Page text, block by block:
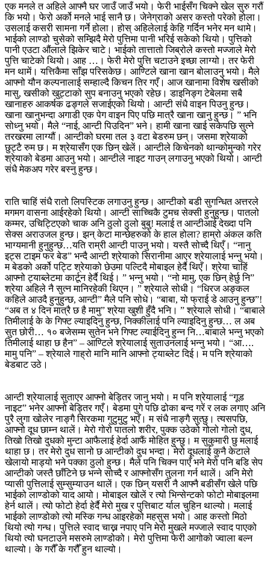
एक मनले त अहिले आफ्नै घर जाउँ जाउँ भयो। फेरी भाईसँग चिक्ने खेल सुरु गरौं
कि भयो। फेरो अर्को मनले भाई सानै छ। जेनेग्राको असर कस्तो परेको होला।
उसलाई कसरी सामना गर्ने होला। होस् अहिलेलाई केहि गर्दिन भनेर मन थामे।
भाईको लाण्डो चुसेको सम्झिदै मेरो पुत्तिमा पानी भरिई सकेको थियो। पुत्तिको
पानी एउटा औंलाले झिकेर चाटे। भाईको तात्तातो जिब्रोले कस्तो मज्जाले मेरो
पुत्ति चाटेको थियो। आह …। फेरी मेरो पुत्ति चटाउने इच्छा लाग्यो। तर फेरी
मन थामें। यत्तिकैमा साँझ परिसकेछ। आण्टिले खाना खान बोलाउनु भयो। मैले
आफ्नो यौन कल्पनालाई सम्हाल्दै किचन तिर गएँ। आज खानामा विशेष खसीको
मासु, खसीको खुट्टाको सुप बनाउनु भएको रहेछ। डाइनिङ्ग टेबेलमा सबै
खानाहरु आकर्षक ढङ्गले सजाईएको थियो। आन्टी संधै वाइन पिउनु हुन्छ।
खाना खानुभन्दा अगाडी एक पेग वाइन पिए पछि मात्रै खाना खानु हुन्छ। ” भनि
सोध्नु भयो। मैले “नाई, आन्टी पिउदिन” भने। हामी खाना खाई सकेपछि सुत्ने
तरखरमा लाग्यौं। आन्टीको घरमा तल ३ वटा बेडरुम छन्। जसमा श्रेयाको
छुट्टै रुम छ। म श्रेयासँग एक छिन् खेलें। आन्टीले किचेनको थान्कोमुन्को गरेर
श्रेयाको बेडमा आउनु भयो। आन्टीले नाइट गाउन् लगाउनु भएको थियो। आन्टी
संधै मेकअप गरेर बस्नु हुन्छ।
राति चाहिं संधै रातो लिपस्टिक लगाउनु हुन्छ। आन्टीको बडी सुगन्धित अत्तरले
मगमग वासना आईरहेको थियो। आन्टी साच्चिकै टुमच सेक्सी हुनुहुन्छ। पातलो
कम्मर, उचिट्टिएको चाक अनि ठुलो ठुलो बुबु! मलाई त आन्टीआई देख्दा पनि
सेक्स अराउजल हुन्छ। झन् केटा मान्छेहरुको के हाल होला? हाम्रो अंकल कति
भाग्यमानी हुनुहुन्छ…यति राम्री आन्टी पाउनु भयो। यस्तै सोच्दै थिएँ। “नानु
इट्स टाइम फर बेड” भन्दै आन्टी श्रेयाको सिरानीमा आएर श्रेयालाई भन्नु भयो।
म बेडको अर्को पट्टि श्रेयाको छेउमा पल्टिदै मोबाइल हेर्दै थिएँ। श्रेया चाहिं
आफ्नो ट्याब्लेटमा कार्टून हेर्दै थिई। ” भन्नु भयो। “नो मामु, एक छिन् हेर्छु नि”
श्रेया अहिले नै सुत्न मानिरहेकी थिएन। ” श्रेयाले सोधी। “धिरज अङ्कल
कहिले आउदै हुनुहुन्छ, आन्टी” मैले पनि सोधे। “बाबा, यो फ्राई डे आउनु हुन्छ”!
“अब त ४ दिन मात्रै छ है मामु” श्रेया खुशी हुँदै भनि। ” श्रेयाले सोधी। “बाबाले
तिमीलाई के के गिफ्ट ल्याइदिनु हुन्छ, निक्कीलाई पनि ल्याइदिनु हुन्छ… ल अब
सुत छोरी… १० बजेसम्म सुतेन भने गिफ्ट ल्याईदिनु हुन्न नि…बाबाले भन्नु भएको
तिमीलाई थाहा छ हैन” – आण्टिले श्रेयालाई सुताउनलाई भन्नु भयो। “आ….
मामु पनि” – श्रेयाले गाह्रो मानि मानि आफ्नो ट्याब्लेट दिई। म पनि श्रेयाको
बेडबाट उठे।
आन्टी श्रेयालाई सुताएर आफ्नो बेड्तिर जानु भयो। म पनि श्रेयालाई “गूड
नाइट” भनेर आफ्नो बेड्तिर गएँ। बेडमा पुगे पछि ढोका बन्द गरें र लक लगाए अनि
पुरै लुगा खोलेर नाङ्गै सिरकमा गुटुमुटु भएँ। म संधै नाङ्गै सुत्छु। त्यसपछि,
आफ्नो दूध छाम्न थालें। मेरो गोरो पातलो शरीर, पुक्क उठेको गोलो गोलो दुध,
तिखो तिखो दुधको मुन्टा आफैलाई हेर्दा आफैं मोहित हुन्छु। म सुकुमारी छु मलाई
थाहा छ। तर मेरो दुध सानो छ आन्टीको दुध भन्दा। मेरो दूधलाई कुनै केटाले
खेलायो माड्यो भने पक्का ठुलो हुन्छ। मैले पनि चिक्न पाएँ भने मेरो पनि बडि सेप
आन्टीको जस्तै छाँटिने छ भन्ने सोच्दै र आफ्नोसँग तुलना गर्न थालें। अनि मेरो
प्यासी पुत्तिलाई सुम्सुम्याउन थालें। एक छिन् यसरी नै आफ्नै बडीसँग खेले पछि
भाईको लाण्डोको याद आयो। मोबाइल खोलें र त्यो भिन्सेन्टको फोटो मोबाइलमा
हेर्न थालें। त्यो फोटो हेर्दा हेर्दै मेरो मुख र पुत्तिबाट र्याल चुहिन थाल्यो। मलाई
भाईको लाण्डोको त्यो मस्कि गन्ध आइरहेको महसुस भयो। आह कस्तो मिठो
थियो त्यो गन्ध। पुत्तिले स्वाद चाख्न नपाए पनि मेरो मुखले मज्जाले स्वाद पाएको
थियो त्यो घनटाउने मसरुमे लाण्डोको। मेरो पुत्तिमा फेरी आगोको ज्वाला बल्न
थाल्यो। के गरौँ के गरौँ हुन थाल्यो।